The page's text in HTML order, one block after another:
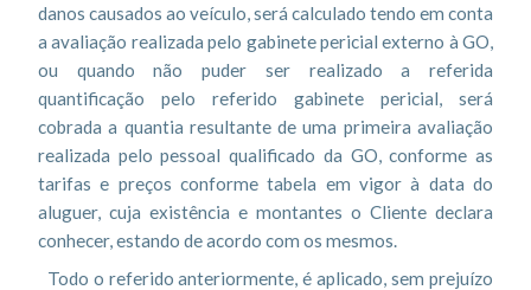
danos causados ao veículo, será calculado tendo em conta
a avaliação realizada pelo gabinete pericial externo à GO,
ou quando não puder ser realizado a referida
quantificação pelo referido gabinete pericial, será
cobrada a quantia resultante de uma primeira avaliação
realizada pelo pessoal qualificado da GO, conforme as
tarifas e preços conforme tabela em vigor à data do
aluguer, cuja existência e montantes o Cliente declara
conhecer, estando de acordo com os mesmos.
Todo o referido anteriormente, é aplicado, sem prejuízo